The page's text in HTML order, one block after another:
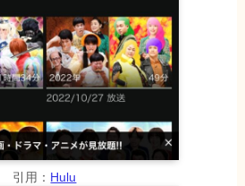
引用： Hulu